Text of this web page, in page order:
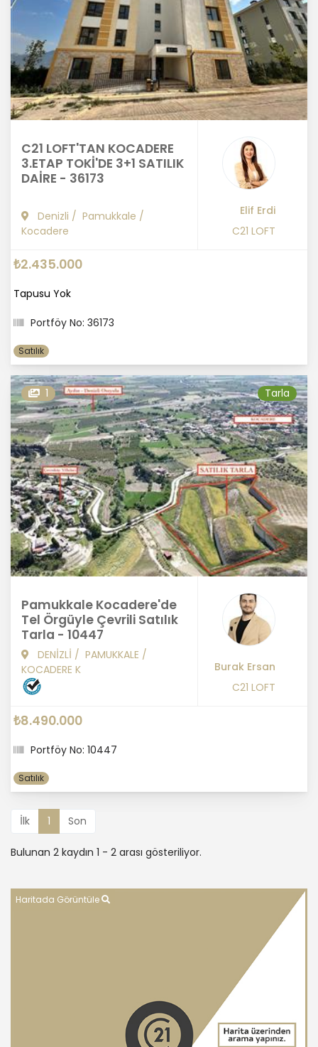
C21 LOFT'TAN KOCADERE
3.ETAP TOKİ'DE 3+1 SATILIK
DAİRE - 36173
Denizli / Pamukkale /
Kocadere
Elif Erdi
C21 LOFT
₺2.435.000
Tapusu Yok
Portföy No: 36173
Satılık
1 Tarla
Pamukkale Kocadere'de
Tel Örgüyle Çevrili Satılık
Tarla - 10447
DENİZLİ / PAMUKKALE /
KOCADERE K
Burak Ersan
C21 LOFT
₺8.490.000
Portföy No: 10447
Satılık
İlk 1 Son
Bulunan 2 kaydın 1 - 2 arası gösteriliyor.
Haritada Görüntüle